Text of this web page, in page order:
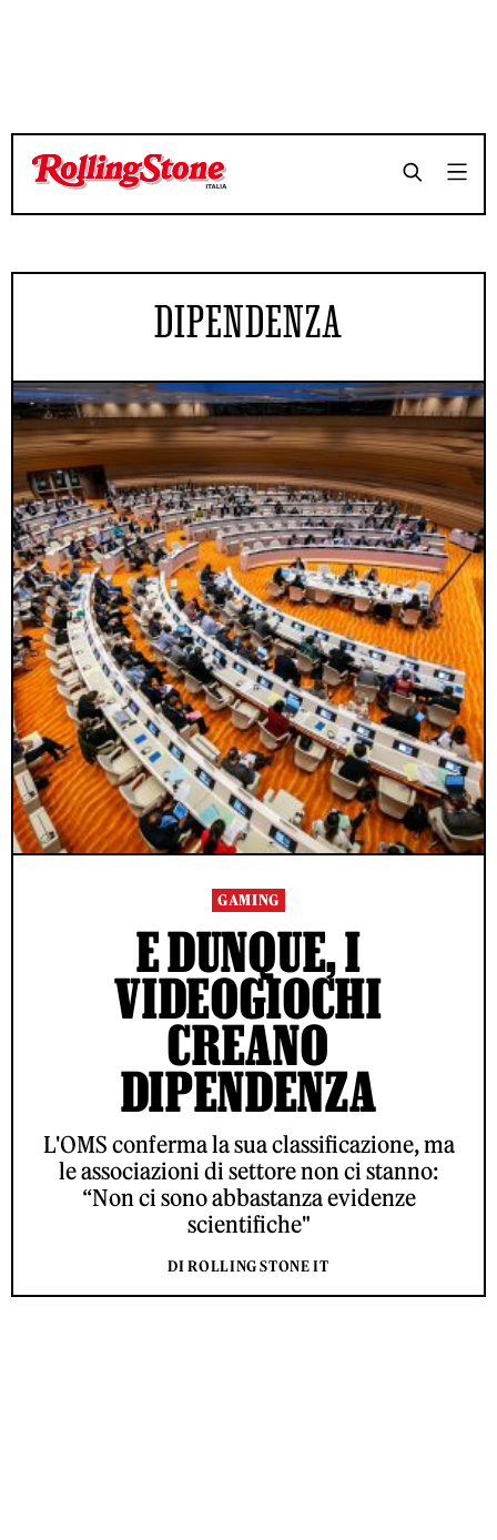
DIPENDENZA
GAMING
E DUNQUE, I
VIDEOGIOCHI
CREANO
DIPENDENZA
L'OMS conferma la sua classificazione, ma
le associazioni di settore non ci stanno:
“Non ci sono abbastanza evidenze
scientifiche"
DI ROLLING STONE IT